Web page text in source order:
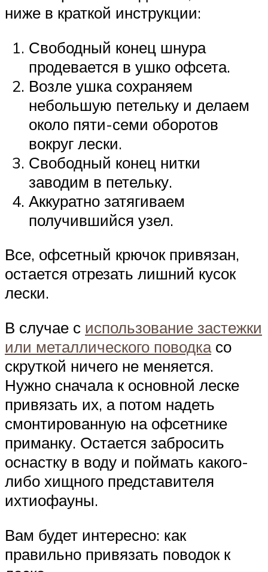
ниже в краткой инструкции:
Свободный конец шнура
продевается в ушко офсета.
Возле ушка сохраняем
небольшую петельку и делаем
около пяти-семи оборотов
вокруг лески.
Свободный конец нитки
заводим в петельку.
Аккуратно затягиваем
получившийся узел.
Все, офсетный крючок привязан,
остается отрезать лишний кусок
лески.
В случае с использование застежки
или металлического поводкасо
скруткой ничего не меняется.
Нужно сначала к основной леске
привязать их, а потом надеть
смонтированную на офсетнике
приманку. Остается забросить
оснастку в воду и поймать какого-
либо хищного представителя
ихтиофауны.
Вам будет интересно: как
правильно привязать поводок к